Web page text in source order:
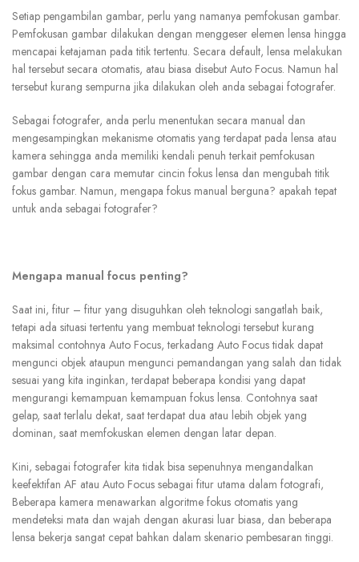
Setiap pengambilan gambar, perlu yang namanya pemfokusan gambar.
Pemfokusan gambar dilakukan dengan menggeser elemen lensa hingga
mencapai ketajaman pada titik tertentu. Secara default, lensa melakukan
hal tersebut secara otomatis, atau biasa disebut Auto Focus. Namun hal
tersebut kurang sempurna jika dilakukan oleh anda sebagai fotografer.
Sebagai fotografer, anda perlu menentukan secara manual dan
mengesampingkan mekanisme otomatis yang terdapat pada lensa atau
kamera sehingga anda memiliki kendali penuh terkait pemfokusan
gambar dengan cara memutar cincin fokus lensa dan mengubah titik
fokus gambar. Namun, mengapa fokus manual berguna? apakah tepat
untuk anda sebagai fotografer?
Mengapa manual focus penting?
Saat ini, fitur – fitur yang disuguhkan oleh teknologi sangatlah baik,
tetapi ada situasi tertentu yang membuat teknologi tersebut kurang
maksimal contohnya Auto Focus, terkadang Auto Focus tidak dapat
mengunci objek ataupun mengunci pemandangan yang salah dan tidak
sesuai yang kita inginkan, terdapat beberapa kondisi yang dapat
mengurangi kemampuan kemampuan fokus lensa. Contohnya saat
gelap, saat terlalu dekat, saat terdapat dua atau lebih objek yang
dominan, saat memfokuskan elemen dengan latar depan.
Kini, sebagai fotografer kita tidak bisa sepenuhnya mengandalkan
keefektifan AF atau Auto Focus sebagai fitur utama dalam fotografi,
Beberapa kamera menawarkan algoritme fokus otomatis yang
mendeteksi mata dan wajah dengan akurasi luar biasa, dan beberapa
lensa bekerja sangat cepat bahkan dalam skenario pembesaran tinggi.